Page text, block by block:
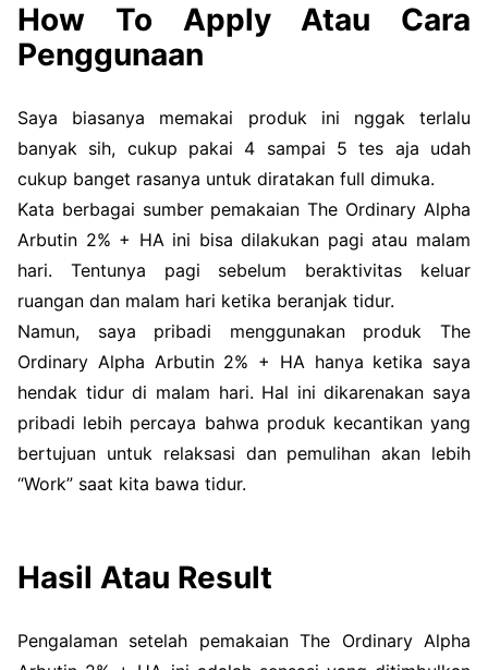
How To Apply Atau Cara
Penggunaan
Saya biasanya memakai produk ini nggak terlalu
banyak sih, cukup pakai 4 sampai 5 tes aja udah
cukup banget rasanya untuk diratakan full dimuka.
Kata berbagai sumber pemakaian The Ordinary Alpha
Arbutin 2% + HA ini bisa dilakukan pagi atau malam
hari. Tentunya pagi sebelum beraktivitas keluar
ruangan dan malam hari ketika beranjak tidur.
Namun, saya pribadi menggunakan produk The
Ordinary Alpha Arbutin 2% + HA hanya ketika saya
hendak tidur di malam hari. Hal ini dikarenakan saya
pribadi lebih percaya bahwa produk kecantikan yang
bertujuan untuk relaksasi dan pemulihan akan lebih
“Work” saat kita bawa tidur.
Hasil Atau Result
Pengalaman setelah pemakaian The Ordinary Alpha